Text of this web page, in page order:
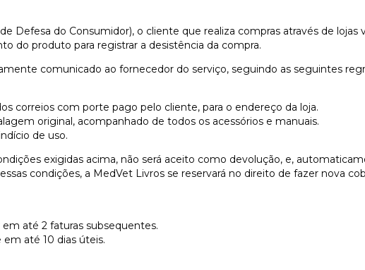
Defesa do Consumidor), o cliente que realiza compras através de lojas
do produto para registrar a desistência da compra.
comunicado ao fornecedor do serviço, seguindo as seguintes
correios com porte pago pelo cliente, para o endereço da loja.
original, acompanhado de todos os acessórios e manuais.
de uso.
exigidas acima, não será aceito como devolução, e,
condições, a MedVet Livros se reservará no direito de fazer nova
até 2 faturas subsequentes.
até 10 dias úteis.